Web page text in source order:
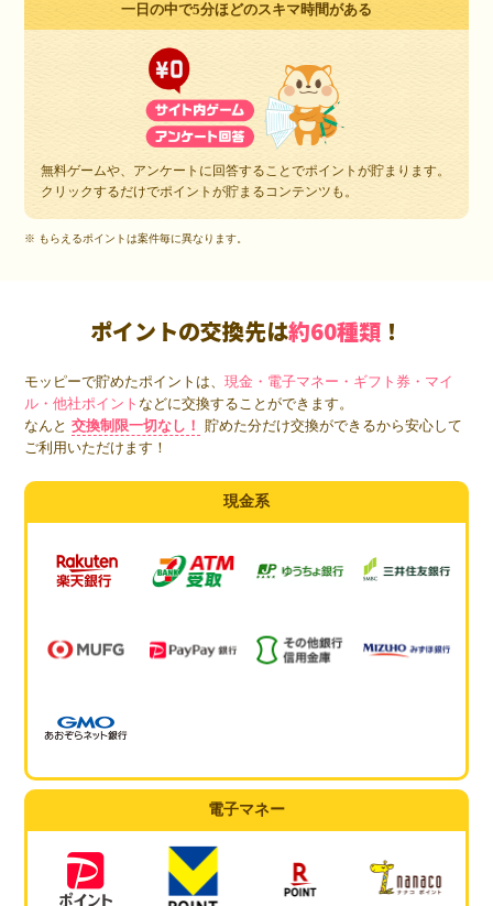
一日の中で5分ほどのスキマ時間がある
無料ゲームや、アンケートに回答することでポイントが貯まります。
クリックするだけでポイントが貯まるコンテンツも。
※ もらえるポイントは案件毎に異なります。
ポイントの交換先は約60種類 ！
モッピーで貯めたポイントは、現金・電子マネー・ギフト券・マイ
ル・他社ポイントなどに交換することができます。
なんと 交換制限一切なし！
貯めた分だけ交換ができるから安心して
ご利用いただけます！
現金系
電子マネー